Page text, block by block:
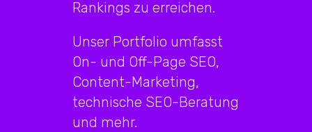
Rankings zu erreichen.
Unser Portfolio umfasst
On- und Off-Page SEO,
Content-Marketing,
technische SEO-Beratung
und mehr.